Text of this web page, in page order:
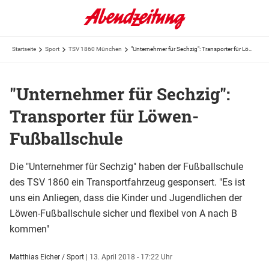
Startseite Sport TSV 1860 München
"Unternehmer für Sechzig":
Transporter für Löwen-
Fußballschule
Die "Unternehmer für Sechzig" haben der Fußballschule
des TSV 1860 ein Transportfahrzeug gesponsert. "Es ist
uns ein Anliegen, dass die Kinder und Jugendlichen der
Löwen-Fußballschule sicher und flexibel von A nach B
kommen"
Matthias Eicher / Sport | 13. April 2018 - 17:22 Uhr